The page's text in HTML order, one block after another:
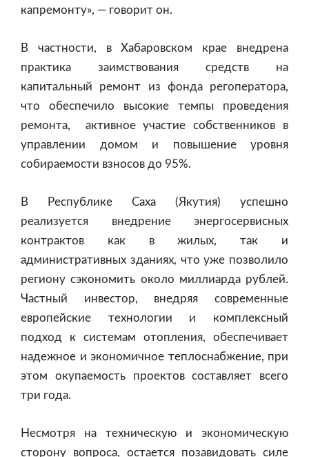
капремонту», — говорит он.
В частности, в Хабаровском крае внедрена
практика заимствования средств на
капитальный ремонт из фонда регоператора,
что обеспечило высокие темпы проведения
ремонта, активное участие собственников в
управлении домом и повышение уровня
собираемости взносов до 95%.
В Республике Саха (Якутия) успешно
реализуется внедрение энергосервисных
контрактов как в жилых, так и
административных зданиях, что уже позволило
региону сэкономить около миллиарда рублей.
Частный инвестор, внедряя современные
европейские технологии и комплексный
подход к системам отопления, обеспечивает
надежное и экономичное теплоснабжение, при
этом окупаемость проектов составляет всего
три года.
Несмотря на техническую и экономическую
сторону вопроса, остается позавидовать силе